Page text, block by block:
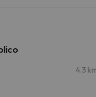
4.3